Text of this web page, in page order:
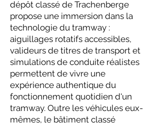
dépôt classé de Trachenberge
propose une immersion dans la
technologie du tramway :
aiguillages rotatifs accessibles,
valideurs de titres de transport et
simulations de conduite réalistes
permettent de vivre une
expérience authentique du
fonctionnement quotidien d'un
tramway. Outre les véhicules eux-
mêmes, le bâtiment classé